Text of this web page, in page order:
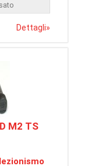
Dettagli»
M2 TS